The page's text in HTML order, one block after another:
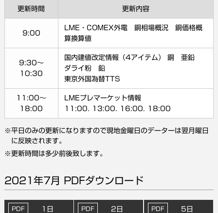
更新時間 更新内容
9:00
LME・COMEX外電 銅相場概況 銅価格概
算換算値
9:30～
10:30
国内建値改定情報（4アイテム） 銅 亜鉛
ダライ粉 鉛
東京外国為替TTS
11:00～
18:00
LMEプレマーケット情報
11:00. 13:00. 16:00. 18:00
平日のみの更新になりますので現地金曜日のデーターは翌月曜日
に反映されます。
更新時間は多少前後致します。
2021年7月 PDFダウンロード
1日 2日 5日